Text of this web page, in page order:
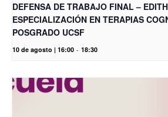
DEFENSA DE TRABAJO FINAL –
ESPECIALIZACIÓN EN TERAPIAS
POSGRADO UCSF
10 de agosto | 16:00 - 18:30